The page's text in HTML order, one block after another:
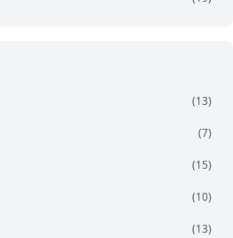
(13)
(7)
(15)
(10)
(13)